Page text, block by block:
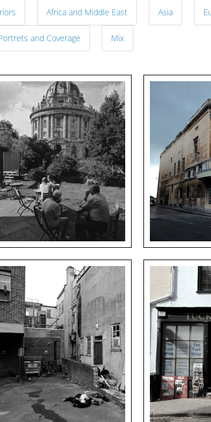
Africa and Middle East Asia
and Coverage Mix